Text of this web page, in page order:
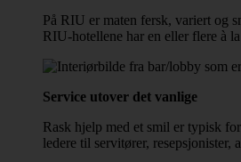
På RIU er maten fersk, variert og
RIU-hotellene har en eller flere à
Service utover det vanlige
Rask hjelp med et smil er typisk
ledere til servitører,